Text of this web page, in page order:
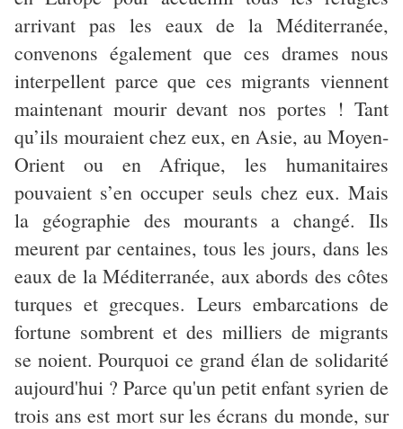
arrivant pas les eaux de la Méditerranée,
convenons également que ces drames nous
interpellent parce que ces migrants viennent
maintenant mourir devant nos portes ! Tant
qu’ils mouraient chez eux, en Asie, au Moyen-
Orient ou en Afrique, les humanitaires
pouvaient s’en occuper seuls chez eux. Mais
la géographie des mourants a changé. Ils
meurent par centaines, tous les jours, dans les
eaux de la Méditerranée, aux abords des côtes
turques et grecques. Leurs embarcations de
fortune sombrent et des milliers de migrants
se noient. Pourquoi ce grand élan de solidarité
aujourd'hui ? Parce qu'un petit enfant syrien de
trois ans est mort sur les écrans du monde, sur